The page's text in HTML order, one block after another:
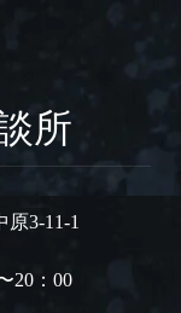
所
3-11-1
20：00